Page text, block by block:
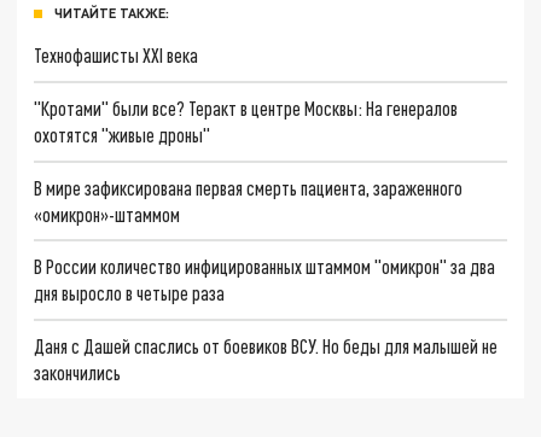
ЧИТАЙТЕ ТАКЖЕ:
Технофашисты XXI века
"Кротами" были все? Теракт в центре Москвы: На генералов
охотятся "живые дроны"
В мире зафиксирована первая смерть пациента, зараженного
«омикрон»-штаммом
В России количество инфицированных штаммом "омикрон" за два
дня выросло в четыре раза
Даня с Дашей спаслись от боевиков ВСУ. Но беды для малышей не
закончились